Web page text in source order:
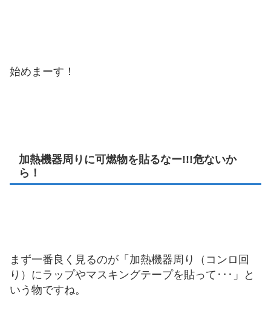
始めまーす！
加熱機器周りに可燃物を貼るなー!!!危ないか
ら！
まず一番良く見るのが「加熱機器周り（コンロ回
り）にラップやマスキングテープを貼って･･･」と
いう物ですね。